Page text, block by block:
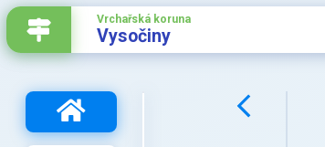
Vrchařská koruna
Vysočiny